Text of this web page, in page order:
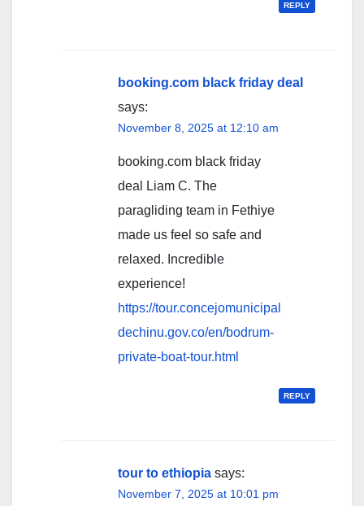
REPLY
booking.com black friday deal
says:
November 8, 2025 at 12:10 am
booking.com black friday
deal Liam C. The
paragliding team in Fethiye
made us feel so safe and
relaxed. Incredible
experience!
https://tour.concejomunicipal
dechinu.gov.co/en/bodrum-
private-boat-tour.html
REPLY
tour to ethiopia says:
November 7, 2025 at 10:01 pm